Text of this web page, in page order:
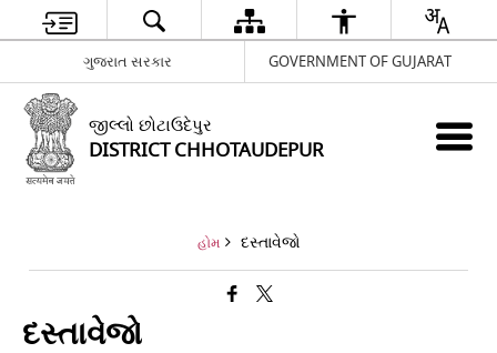
ગુજરાત સરકાર GOVERNMENT OF GUJARAT
જીલ્લો છોટાઉદેપુર
DISTRICT CHHOTAUDEPUR
હોમ દસ્તાવેજો
દસ્તાવેજો